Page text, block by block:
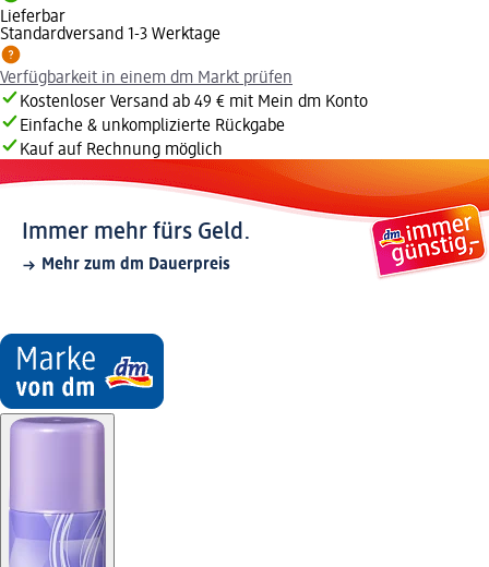
Lieferbar
Standardversand 1-3 Werktage
Verfügbarkeit in einem dm Markt prüfen
Kostenloser Versand ab 49 € mit Mein dm Konto
Einfache & unkomplizierte Rückgabe
Kauf auf Rechnung möglich
Immer mehr fürs Geld.
Mehr zum dm Dauerpreis